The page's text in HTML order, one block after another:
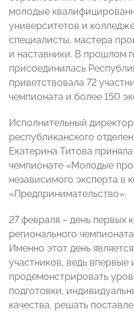
молодые
университетов и
специалисты, мастера
и наставники. В прошлом
присоединилась
приветствовала 72
чемпионата и более 150
Исполнительный
республиканского
Екатерина Титова
чемпионате «Молодые
независимого эксперта в
«Предпринимательство».
27 февраля – день первых
регионального
Именно этот день
участников, ведь впервые
продемонстрировать
подготовки,
качества, решать